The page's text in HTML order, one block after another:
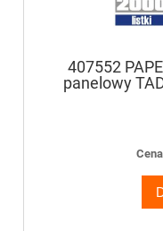
407552
panelowy